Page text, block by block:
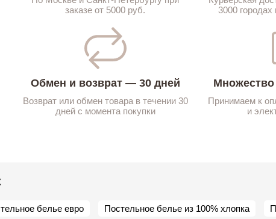
заказе от 5000 руб.
3000
Обмен и возврат — 30 дней
Возврат или обмен товара в течении 30
дней с момента покупки
Принимаем к
и
белье евро Постельное белье из 100% хлопка